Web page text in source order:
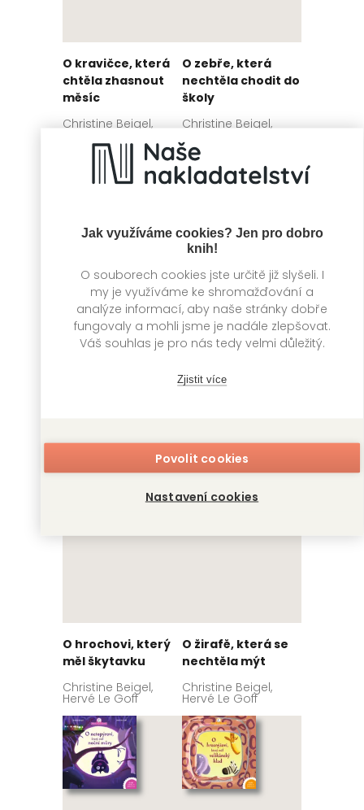
Jak využíváme cookies? Jen pro dobro
knih!
O souborech cookies jste určitě již slyšeli. I
my je využíváme ke shromažďování a
analýze informací, aby naše stránky dobře
fungovaly a mohli jsme je nadále zlepšovat.
Váš souhlas je pro nás tedy velmi důležitý.
Zjistit více
Povolit cookies
Nastavení cookies
O kravičce, která
chtěla zhasnout
měsíc
Christine Beigel,
O zebře, která
nechtěla chodit do
školy
Christine Beigel,
O chameleonovi,
O pandě, která
měla vši
O hrochovi, který
měl škytavku
Christine Beigel,
Hervé Le Goff
O žirafě, která se
nechtěla mýt
Christine Beigel,
Hervé Le Goff